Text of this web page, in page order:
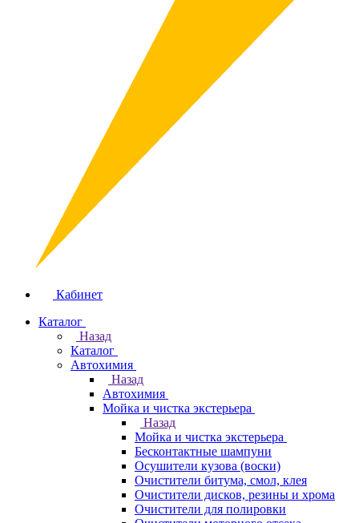
Кабинет
Каталог
Назад
Каталог
Автохимия
Назад
Автохимия
Мойка и чистка экстерьера
Назад
Мойка и чистка экстерьера
Бесконтактные шампуни
Осушители кузова (воски)
Очистители битума, смол, клея
Очистители дисков, резины и хрома
Очистители для полировки